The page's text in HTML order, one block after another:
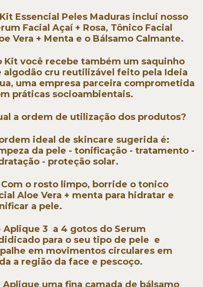
Essencial Peles Maduras inclui nosso
Facial Açaí + Rosa, Tônico Facial
Vera + Menta e o Bálsamo Calmante.
Kit você recebe também um saquinho
algodão cru reutilizável feito pela Ideia
uma empresa parceira comprometida
práticas socioambientais.
a ordem de utilização dos produtos?
ideal de skincare sugerida é:
da pele - tonificação - tratamento -
- proteção solar.
Com o rosto limpo, borride o tonico
Aloe Vera + menta para hidratar e
a pele.
Aplique 3 a 4 gotos do Serum
para o seu tipo de pele e
em movimentos circulares em
a região da face e pescoço.
Aplique uma fina camada de bálsamo